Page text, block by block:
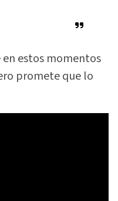
estos momentos
promete que lo